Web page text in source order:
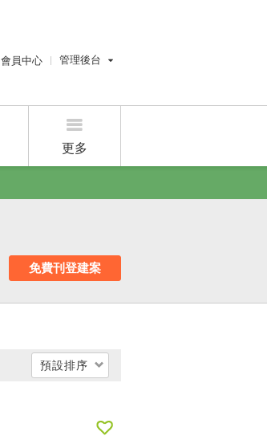
會員中心 管理後台
屋主管理後台
更多
免費刊登建案
預設排序